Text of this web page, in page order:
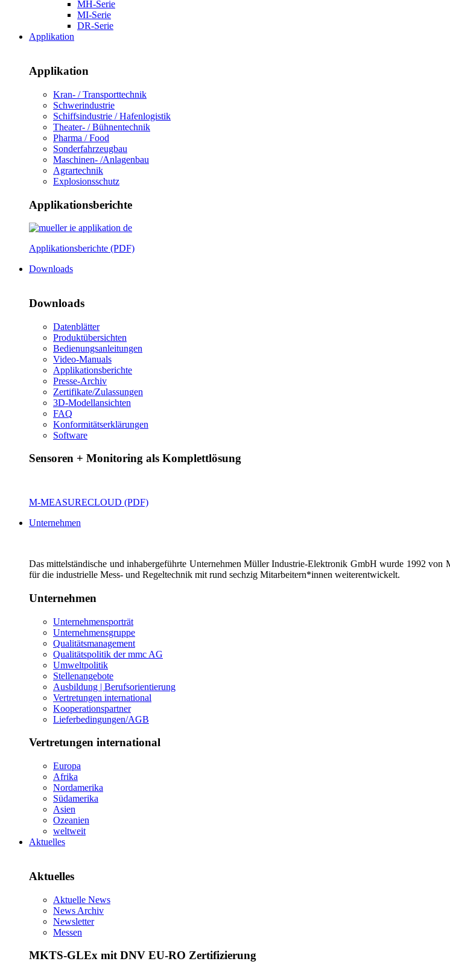
MH-Serie
MI-Serie
DR-Serie
Applikation
Applikation
Kran- / Transporttechnik
Schwerindustrie
Schiffsindustrie / Hafenlogistik
Theater- / Bühnentechnik
Pharma / Food
Sonderfahrzeugbau
Maschinen- /Anlagenbau
Agrartechnik
Explosionsschutz
Applikationsberichte
Applikationsberichte (PDF)
Downloads
Downloads
Datenblätter
Produktübersichten
Bedienungsanleitungen
Video-Manuals
Applikationsberichte
Presse-Archiv
Zertifikate/Zulassungen
3D-Modellansichten
FAQ
Konformitätserklärungen
Software
Sensoren + Monitoring als Komplettlösung
M-MEASURECLOUD (PDF)
Unternehmen
Das mittelständische und inhabergeführte Unternehmen Müller Industrie-Elektronik GmbH wurde 1992 von
für die industrielle Mess- und Regeltechnik mit rund sechzig Mitarbeitern*innen weiterentwickelt.
Unternehmen
Unternehmensporträt
Unternehmensgruppe
Qualitätsmanagement
Qualitätspolitik der mmc AG
Umweltpolitik
Stellenangebote
Ausbildung | Berufsorientierung
Vertretungen international
Kooperationspartner
Lieferbedingungen/AGB
Vertretungen international
Europa
Afrika
Nordamerika
Südamerika
Asien
Ozeanien
weltweit
Aktuelles
Aktuelles
Aktuelle News
News Archiv
Newsletter
Messen
MKTS-GLEx mit DNV EU-RO Zertifizierung